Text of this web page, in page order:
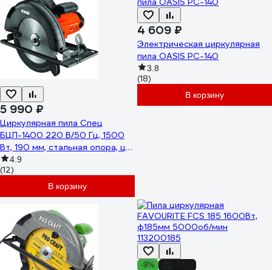
5 990 ₽
Циркулярная пила Спец
БЦП-1400 220 В/50 Гц, 1500
Вт, 190 мм, стальная опора, цв.
коробка СПЕЦ-4056
4.9
(12)
В корзину
4 609 ₽
Электрическая циркулярная
пила OASIS PC-140
3.8
(18)
В корзину
-9%